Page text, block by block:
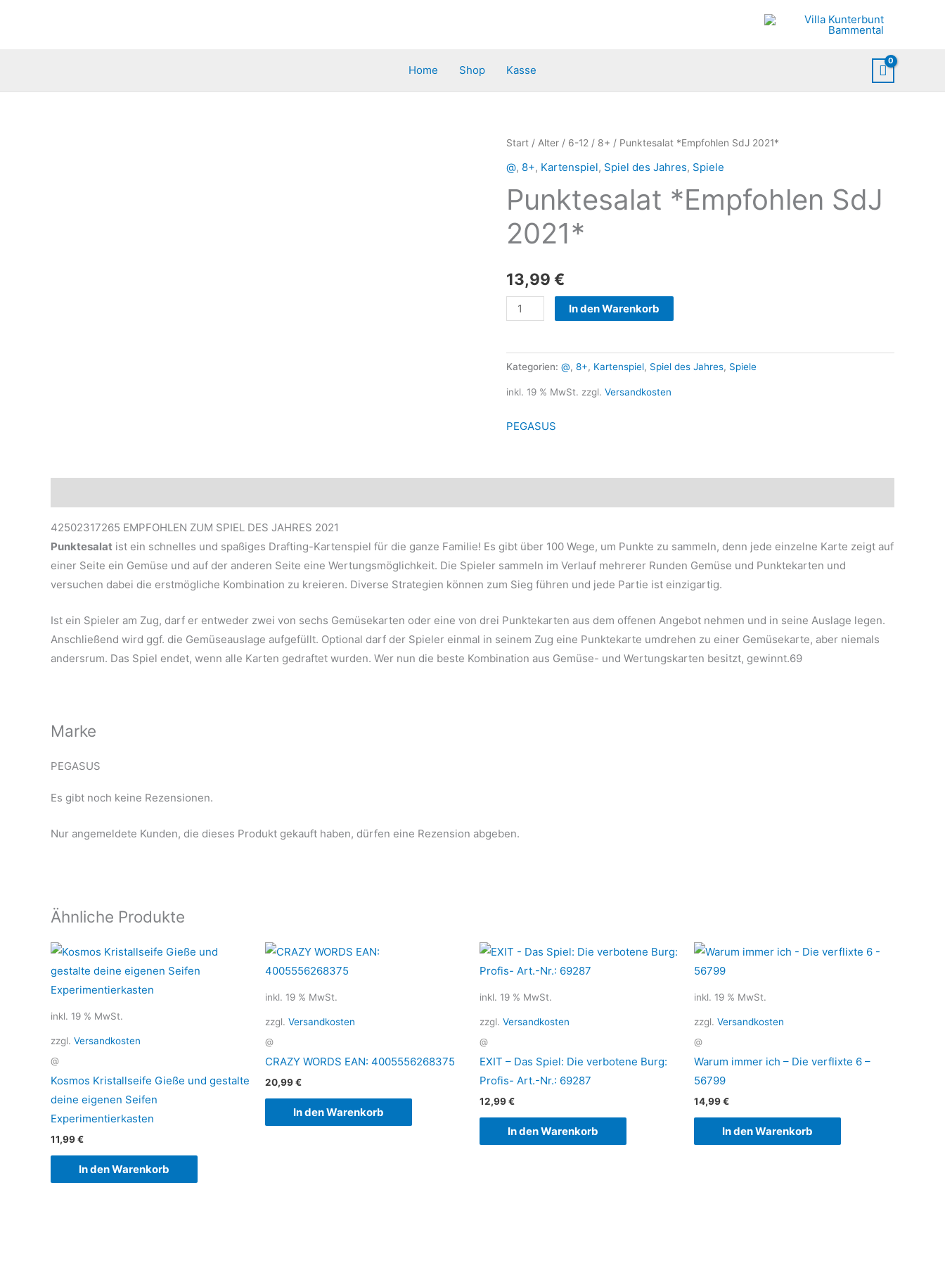
Home
Shop Kasse
Start / Alter / 6-12 / 8+ / Punktesalat *Empfohlen SdJ 2021*
@, 8+, Kartenspiel, Spiel des Jahres, Spiele
Punktesalat *Empfohlen SdJ
2021*
13,99 €
Punktesalat
*Empfohlen
2021*
Menge
In den Warenkorb
Kategorien: @, 8+, Kartenspiel, Spiel des Jahres, Spiele
inkl. 19 % MwSt. zzgl. Versandkosten
PEGASUS
42502317265 EMPFOHLEN ZUM SPIEL DES JAHRES 2021
Punktesalat ist ein schnelles und spaßiges Drafting-Kartenspiel für die ganze Familie! Es gibt über 100 Wege, um Punkte zu sammeln, denn jede einzelne Karte zeigt auf
einer Seite ein Gemüse und auf der anderen Seite eine Wertungsmöglichkeit. Die Spieler sammeln im Verlauf mehrerer Runden Gemüse und Punktekarten und
versuchen dabei die erstmögliche Kombination zu kreieren. Diverse Strategien können zum Sieg führen und jede Partie ist einzigartig.
Ist ein Spieler am Zug, darf er entweder zwei von sechs Gemüsekarten oder eine von drei Punktekarten aus dem offenen Angebot nehmen und in seine Auslage legen.
Anschließend wird ggf. die Gemüseauslage aufgefüllt. Optional darf der Spieler einmal in seinem Zug eine Punktekarte umdrehen zu einer Gemüsekarte, aber niemals
andersrum. Das Spiel endet, wenn alle Karten gedraftet wurden. Wer nun die beste Kombination aus Gemüse- und Wertungskarten besitzt, gewinnt.69
Marke
PEGASUS
Es gibt noch keine Rezensionen.
Nur angemeldete Kunden, die dieses Produkt gekauft haben, dürfen eine Rezension abgeben.
Ähnliche Produkte
inkl. 19 % MwSt.
zzgl. Versandkosten
@
Kosmos Kristallseife Gieße und gestalte
deine eigenen Seifen
Experimentierkasten
11,99€
In den Warenkorb
inkl. 19 % MwSt.
zzgl. Versandkosten
@
CRAZY WORDS EAN: 4005556268375
20,99€
In den Warenkorb
inkl. 19 % MwSt.
zzgl. Versandkosten
@
EXIT – Das Spiel: Die verbotene Burg:
Profis- Art.-Nr.: 69287
12,99€
In den Warenkorb
inkl. 19 % MwSt.
zzgl. Versandkosten
@
Warum immer ich – Die verflixte 6 –
56799
14,99€
In den Warenkorb